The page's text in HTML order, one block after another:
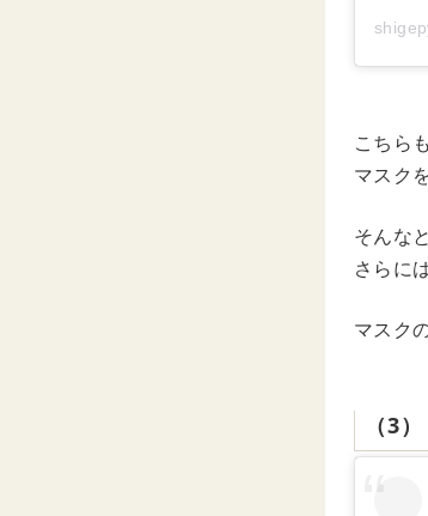
こちら
マスク
そんな
さらに
マスク
（3